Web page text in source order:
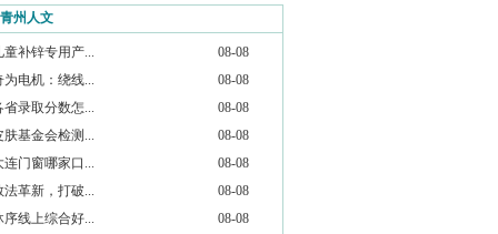
青州人文
童补锌专用产...
08-08
为电机：绕线...
08-08
省录取分数怎...
08-08
肤基金会检测...
08-08
连门窗哪家口...
08-08
法革新，打破...
08-08
序线上综合好...
08-08